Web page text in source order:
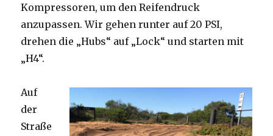
Kompressoren, um den Reifendruck
anzupassen. Wir gehen runter auf 20 PSI,
drehen die „Hubs“ auf „Lock“ und starten mit
„H4“.
Auf
der
Straße